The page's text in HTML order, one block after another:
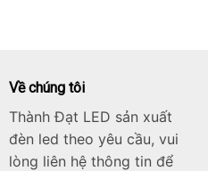
Về chúng tôi
Thành Đạt LED sản xuất
đèn led theo yêu cầu, vui
lòng liên hệ thông tin để